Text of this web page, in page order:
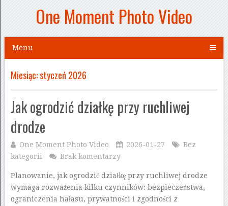
One Moment Photo Video
Menu
Miesiąc:styczeń 2026
Jak ogrodzić działkę przy ruchliwej
drodze
One Moment Photo Video 2026-01-27
Bez
kategorii
Brak komentarzy
Planowanie, jak ogrodzić działkę przy ruchliwej drodze
wymaga rozważenia kilku czynników: bezpieczeństwa,
ograniczenia hałasu, prywatności i zgodności z